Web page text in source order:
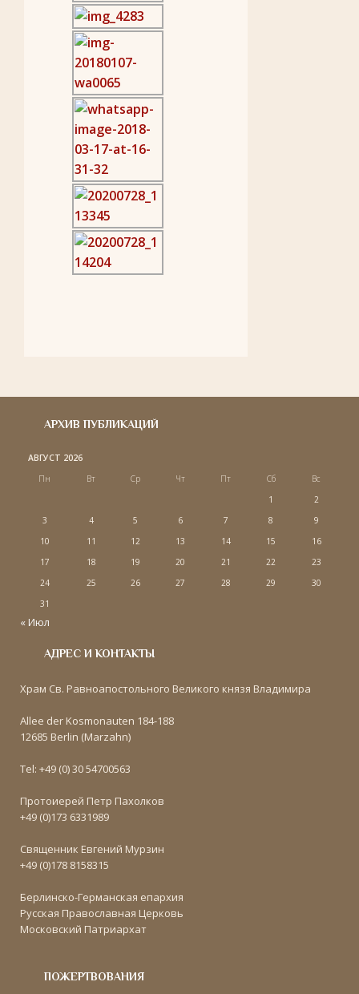
АРХИВ ПУБЛИКАЦИЙ
АВГУСТ 2026
Пн
Вт Ср Чт Пт Сб
Вс
1
2
3
4 5 6 7 8
9
10
11 12 13 14 15
16
17
18 19 20 21 22
23
24
25 26 27 28 29
30
31
« Июл
АДРЕС И КОНТАКТЫ
Храм Св. Равноапостольного Великого князя Владимира
Allee der Kosmonauten 184-188
12685 Berlin (Marzahn)
Tel: +49 (0) 30 54700563
Протоиерей Петр Пахолков
+49 (0)173 6331989
Священник Евгений Мурзин
+49 (0)178 8158315
Берлинско-Германская епархия
Русская Православная Церковь
Московский Патриархат
ПОЖЕРТВОВАНИЯ